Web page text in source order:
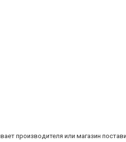
производителя или магазин